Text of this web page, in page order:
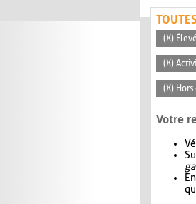
(X)
(X)
(X) Hors
Votre